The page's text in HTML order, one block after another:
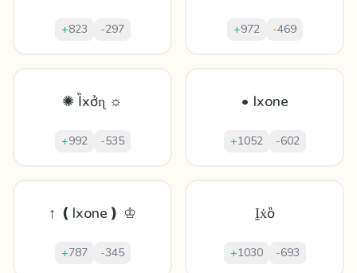
+823 -297 +972 -469
✺ Ȉxởɳ ☼
+992 -535
• Ixone
+1052 -602
↑ ❪Ixone❫ ♔
+787 -345
Ḭẋȍ
+1030 -693